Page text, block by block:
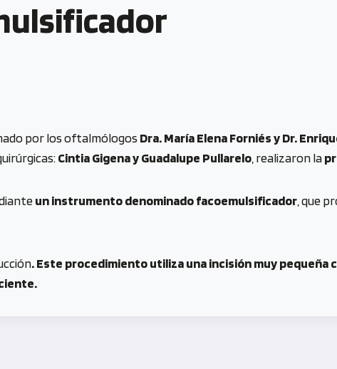
por los oftalmólogos Dra. María Elena Forniés y Dr.
Cintia Gigena y Guadalupe Pullarelo , realizaron la
un instrumento denominado facoemulsificador , que
. Este procedimiento utiliza una incisión muy pequeña